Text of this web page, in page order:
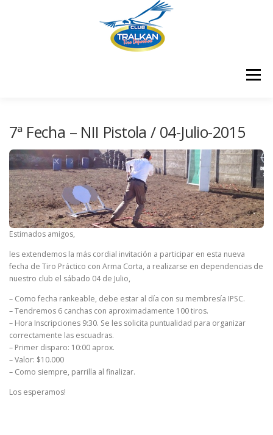
Menú
¿CÓMO ME HAGO SOCIO?
RESULTADOS COMPETENCIAS CONTÁCTENOS
CERTIFICADOS MEMBRESÍA
7ª Fecha – NII Pistola / 04-Julio-2015
Estimados amigos,
les extendemos la más cordial invitación a participar en esta nueva
fecha de Tiro Práctico con Arma Corta, a realizarse en dependencias de
nuestro club el sábado 04 de Julio,
– Como fecha rankeable, debe estar al día con su membresía IPSC.
– Tendremos 6 canchas con aproximadamente 100 tiros.
– Hora Inscripciones 9:30. Se les solicita puntualidad para organizar
correctamente las escuadras.
– Primer disparo: 10:00 aprox.
– Valor: $10.000
– Como siempre, parrilla al finalizar.
Los esperamos!